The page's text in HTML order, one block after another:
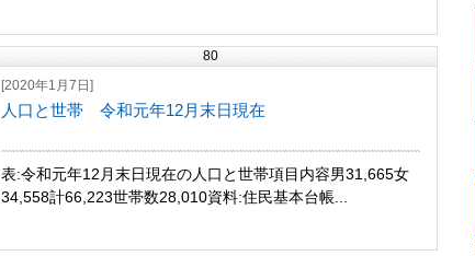
80
[2020年1月7日]
人口と世帯 令和元年12月末日現在
表:令和元年12月末日現在の人口と世帯項目内容男31,665女
34,558計66,223世帯数28,010資料:住民基本台帳...